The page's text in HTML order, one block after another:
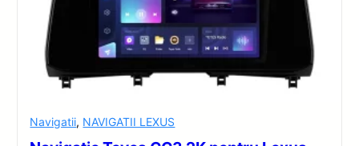
Navigatii, NAVIGATII LEXUS